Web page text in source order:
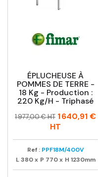
ÉPLUCHEUSE À
POMMES DE TERRE -
18 Kg - Production :
220 Kg/h - Triphasé
Prix
Prix
1 977,00 € HT 1 640,91 €
HT
Ref : PPF18M/400V
L 380 x P 770 x H 1230mm